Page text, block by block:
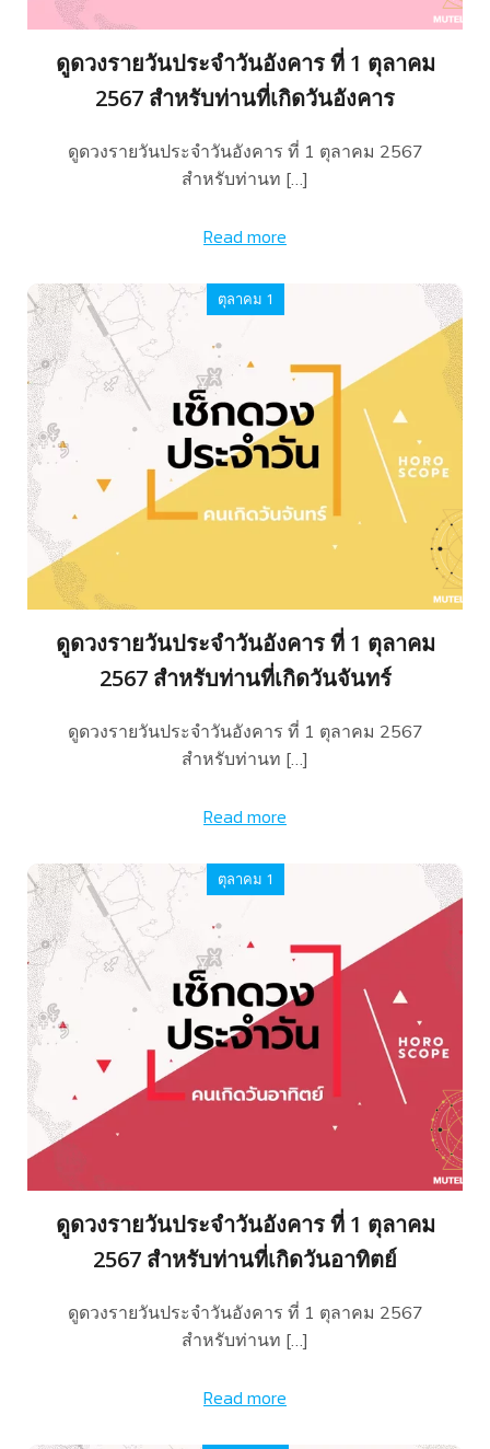
ดูดวงรายวันประจำวันอังคาร ที่ 1 ตุลาคม
2567 สำหรับท่านที่เกิดวันอังคาร
ดูดวงรายวันประจำวันอังคาร ที่ 1 ตุลาคม 2567
สำหรับท่านท […]
Read more
ตุลาคม 1
ดูดวงรายวันประจำวันอังคาร ที่ 1 ตุลาคม
2567 สำหรับท่านที่เกิดวันจันทร์
ดูดวงรายวันประจำวันอังคาร ที่ 1 ตุลาคม 2567
สำหรับท่านท […]
Read more
ตุลาคม 1
ดูดวงรายวันประจำวันอังคาร ที่ 1 ตุลาคม
2567 สำหรับท่านที่เกิดวันอาทิตย์
ดูดวงรายวันประจำวันอังคาร ที่ 1 ตุลาคม 2567
สำหรับท่านท […]
Read more